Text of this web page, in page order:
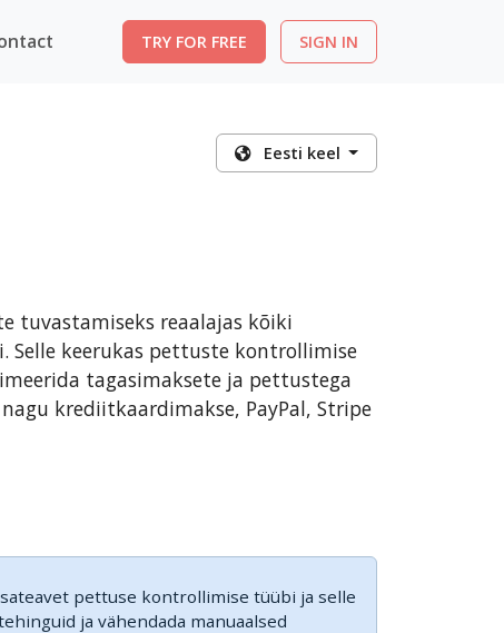
TRY FOR FREE SIGN IN
Eesti keel
tuvastamiseks reaalajas kõiki
keerukas pettuste kontrollimise
tagasimaksete ja pettustega
krediitkaardimakse, PayPal, Stripe
pettuse kontrollimise tüübi ja selle
ja vähendada manuaalsed